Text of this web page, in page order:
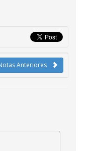
Anteriores